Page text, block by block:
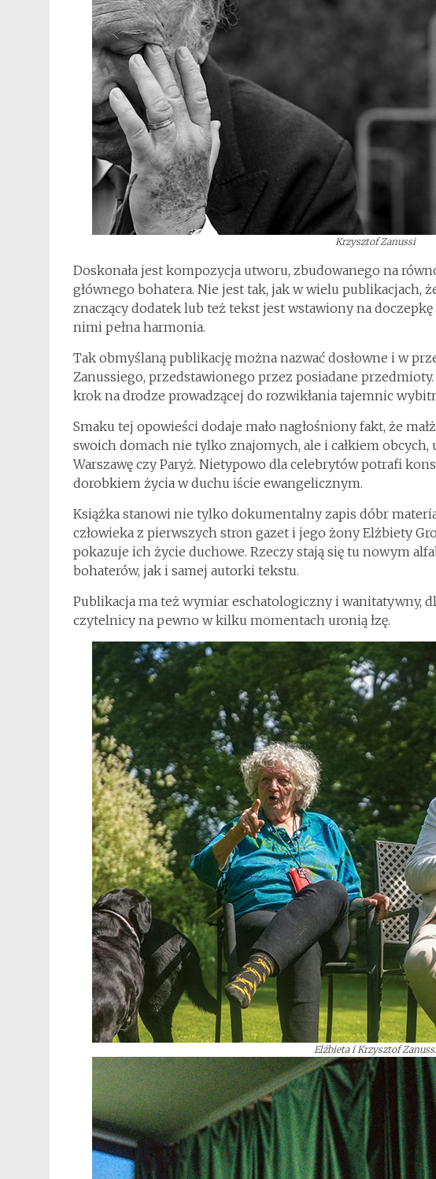
Krzysztof Zanussi
Doskonała jest kompozycja utworu, zbudowanego na
głównego bohatera. Nie jest tak, jak w wielu publikacjach,
znaczący dodatek lub też tekst jest wstawiony na
nimi pełna harmonia.
Tak obmyślaną publikację można nazwać dosłowne i w
Zanussiego, przedstawionego przez posiadane
krok na drodze prowadzącej do rozwikłania tajemnic
Smaku tej opowieści dodaje mało nagłośniony fakt, że
swoich domach nie tylko znajomych, ale i całkiem
Warszawę czy Paryż. Nietypowo dla celebrytów potrafi
dorobkiem życia w duchu iście ewangelicznym.
Książka stanowi nie tylko dokumentalny zapis dóbr
człowieka z pierwszych stron gazet i jego żony Elżbiety
pokazuje ich życie duchowe. Rzeczy stają się tu nowym
bohaterów, jak i samej autorki tekstu.
Publikacja ma też wymiar eschatologiczny i wanitatywny,
czytelnicy na pewno w kilku momentach uronią łzę.
Elżbieta i Krzysztof